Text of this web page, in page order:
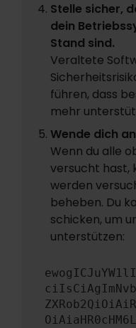
Stelle sicher,
dein
Stand sind.
Veraltete
führen, dass
mehr
Wende dich
Wenn du alle
versucht hast,
werden
beheben. Du
schicken, um
unterstützen: